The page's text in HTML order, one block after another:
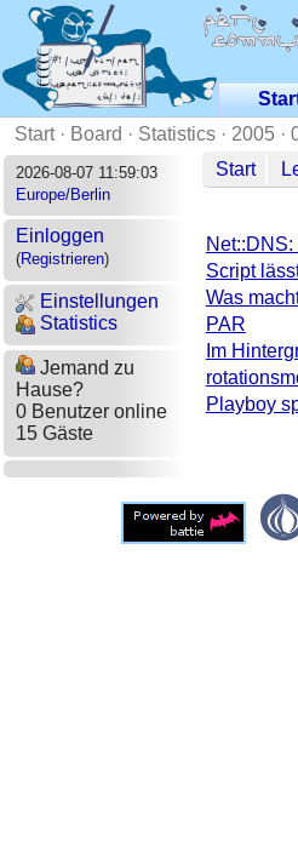
Start· Board · Statistics · 2005 ·
2026-08-07 11:59:03
Europe/Berlin
Einloggen
(Registrieren)
Einstellungen
Statistics
Jemand zu
Hause?
0 Benutzer online
15 Gäste
Start
Script
Was
PAR
Im
Playboy